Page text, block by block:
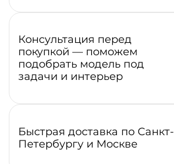
Консультация перед
покупкой — поможем
подобрать модель под
задачи и интерьер
Быстрая доставка по Санкт-
Петербургу и Москве